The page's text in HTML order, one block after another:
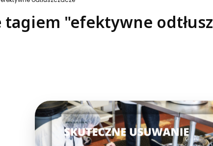
"efektywne